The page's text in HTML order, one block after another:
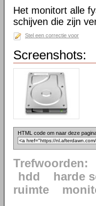
Het monitort alle
schijven die zijn
Stel een correctie voor
Screenshots:
HTML code om naar deze
Trefwoorden:
hdd
harde
ruimte